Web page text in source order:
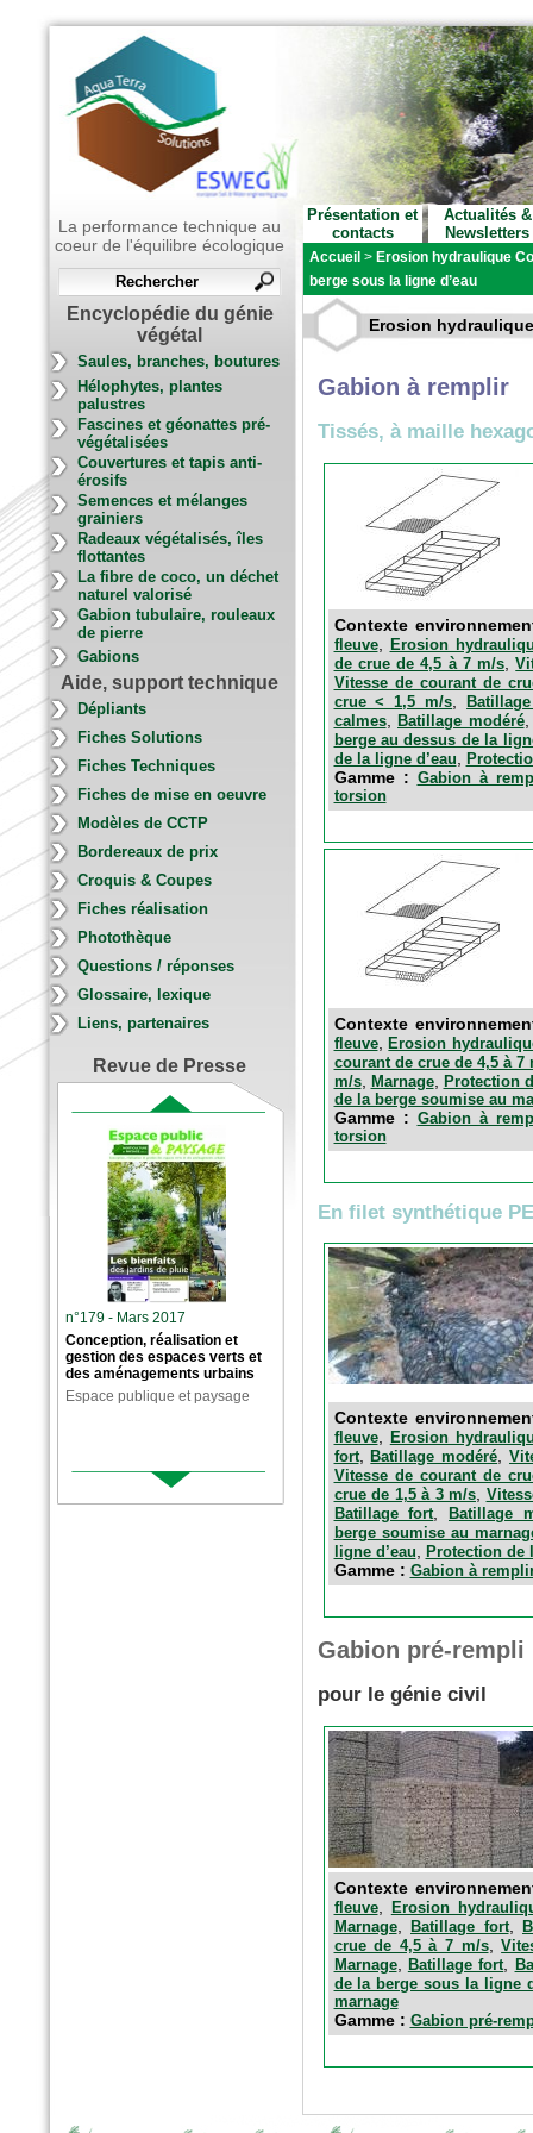
La performance technique au
coeur de l'équilibre écologique
Encyclopédie du génie
végétal
Saules, branches, boutures
Hélophytes, plantes
palustres
Fascines et géonattes pré-
végétalisées
Couvertures et tapis anti-
érosifs
Semences et mélanges
grainiers
Radeaux végétalisés, îles
flottantes
La fibre de coco, un déchet
naturel valorisé
Gabion tubulaire, rouleaux
de pierre
Gabions
Aide, support technique
Dépliants
Fiches Solutions
Fiches Techniques
Fiches de mise en oeuvre
Modèles de CCTP
Bordereaux de prix
Croquis & Coupes
Fiches réalisation
Photothèque
Questions / réponses
Glossaire, lexique
Liens, partenaires
Revue de Presse
n°179 - Mars 2017
Conception, réalisation et
gestion des espaces verts et
des aménagements urbains
Espace publique et paysage
Présentation et
contacts
Actualités &
Newsletters
Accueil > Erosion hydraulique
berge sous la ligne d’eau
Erosion
Gabion à remplir
Tissés, à maille
Contexte
fleuve, Erosion
de crue de 4,5 à 7 m/s ,
Vitesse de courant de
crue < 1,5 m/s ,
calmes, Batillage modéré
berge au dessus de la
de la ligne d’eau
Gamme : Gabion à
torsion
Contexte
fleuve,Erosion
courant de crue de 4,5 à 7
m/s, Marnage, Protection
de la berge soumise au
Gamme : Gabion à
torsion
En filet synthétique
Contexte
fleuve,
Erosion
fort,Batillage modéré ,
Vitesse de courant de
crue de 1,5 à 3 m/s
Batillage fort
Batillage
berge soumise au
ligne d’eau
Protection de
Gamme : Gabion à
Gabion pré-rempli
pour le génie civil
Contexte
fleuve, Erosion
Marnage, Batillage fort,
crue de 4,5 à 7 m/s,
Marnage, Batillage fort
de la berge sous la ligne
marnage
Gamme : Gabion pré-